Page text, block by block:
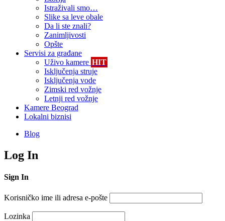
Istraživali smo…
Slike sa leve obale
Da li ste znali?
Zanimljivosti
Opšte
Servisi za građane
Uživo kamere HIT
Isključenja struje
Isključenja vode
Zimski red vožnje
Letnji red vožnje
Kamere Beograd
Lokalni biznisi
Blog
Log In
Sign In
Korisničko ime ili adresa e-pošte
Lozinka